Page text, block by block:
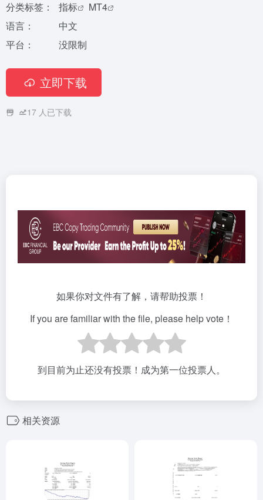
分类标签：
指标
MT4
语言：
中文
平台：
没限制
立即下载
17 人已下载
如果你对文件有了解，请帮助投票！
If you are familiar with the file, please help vote！
到目前为止还没有投票！成为第一位投票人。
相关资源